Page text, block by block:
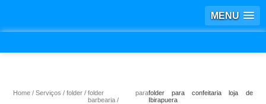
MENU
Home Serviços folder
folder para
barbearia
folder para confeitaria loja de
Ibirapuera